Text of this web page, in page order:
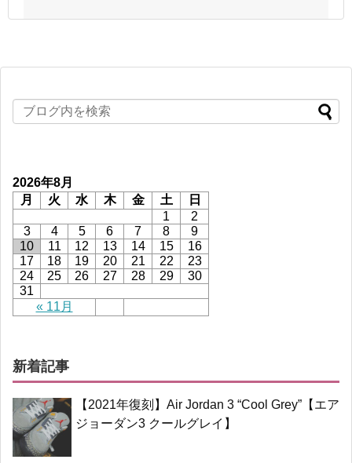
2026年8月
月
火 水 木 金 土 日
« 11月
1
2
3
4 5 6 7 8
9
10
11 12 13 14 15
16
17
18 19 20 21 22
23
24
25 26 27 28 29
30
31
新着記事
【2021年復刻】Air Jordan 3 “Cool Grey”【エア
ジョーダン3 クールグレイ】